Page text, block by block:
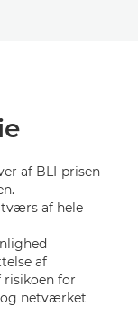
af BLI-prisen
tværs af hele
af
for
netværket